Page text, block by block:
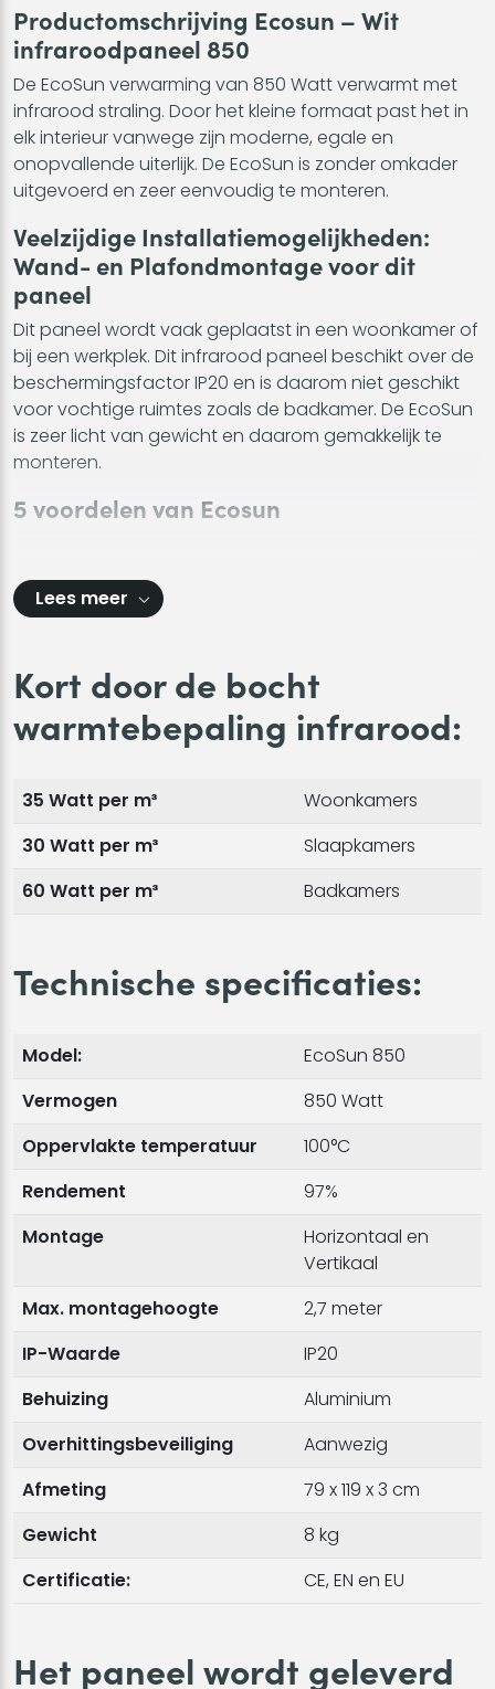
Productomschrijving Ecosun – Wit
infraroodpaneel 850
De EcoSun verwarming van 850 Watt verwarmt met
infrarood straling. Door het kleine formaat past het in
elk interieur vanwege zijn moderne, egale en
onopvallende uiterlijk. De EcoSun is zonder omkader
uitgevoerd en zeer eenvoudig te monteren.
Veelzijdige Installatiemogelijkheden:
Wand- en Plafondmontage voor dit
paneel
Dit paneel wordt vaak geplaatst in een woonkamer of
bij een werkplek. Dit infrarood paneel beschikt over de
beschermingsfactor IP20 en is daarom niet geschikt
voor vochtige ruimtes zoals de badkamer. De EcoSun
is zeer licht van gewicht en daarom gemakkelijk te
monteren.
5 voordelen van Ecosun
Lees meer
Kort door de bocht
warmtebepaling infrarood:
35 Watt per m³
Woonkamers
30 Watt per m³
Slaapkamers
60 Watt per m³
Badkamers
Technische specificaties:
Model:
EcoSun 850
Vermogen
850 Watt
Oppervlakte temperatuur
100°C
Rendement
97%
Montage
Horizontaal en
Vertikaal
Max. montagehoogte
2,7 meter
IP-Waarde
IP20
Behuizing
Aluminium
Overhittingsbeveiliging
Aanwezig
Afmeting
79 x 119 x 3 cm
Gewicht
8 kg
Certificatie:
CE, EN en EU
Het paneel wordt geleverd